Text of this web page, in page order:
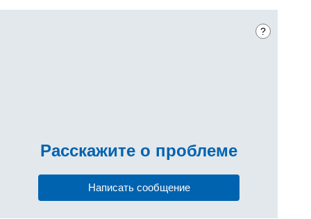
?
Расскажите о проблеме
Написать сообщение